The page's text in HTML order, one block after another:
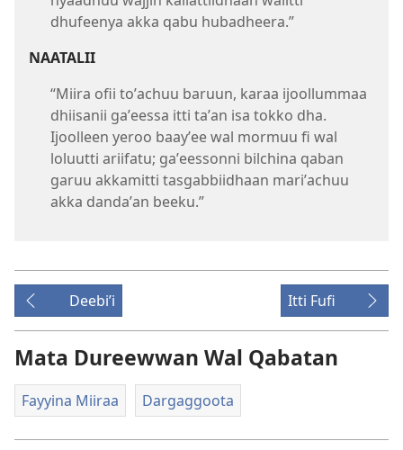
dhufeenya akka qabu hubadheera.”
NAATALII
“Miira ofii toʼachuu baruun, karaa ijoollummaa
dhiisanii gaʼeessa itti taʼan isa tokko dha.
Ijoolleen yeroo baayʼee wal mormuu fi wal
loluutti ariifatu; gaʼeessonni bilchina qaban
garuu akkamitti tasgabbiidhaan mariʼachuu
akka dandaʼan beeku.”
Deebiʼi Itti Fufi
Mata Dureewwan Wal Qabatan
Fayyina Miiraa Dargaggoota